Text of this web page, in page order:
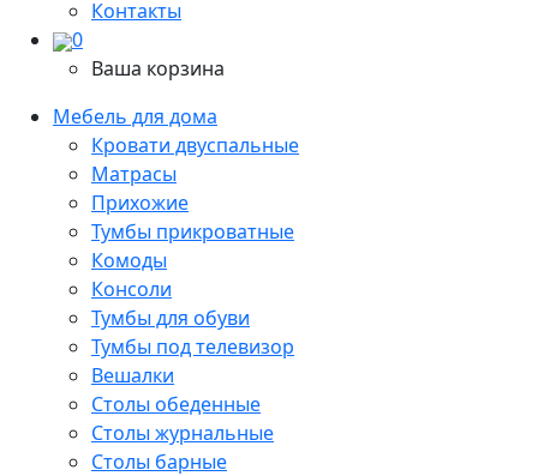
Контакты
0
Ваша корзина
Мебель для дома
Кровати двуспальные
Матрасы
Прихожие
Тумбы прикроватные
Комоды
Консоли
Тумбы для обуви
Тумбы под телевизор
Вешалки
Столы обеденные
Столы журнальные
Столы барные